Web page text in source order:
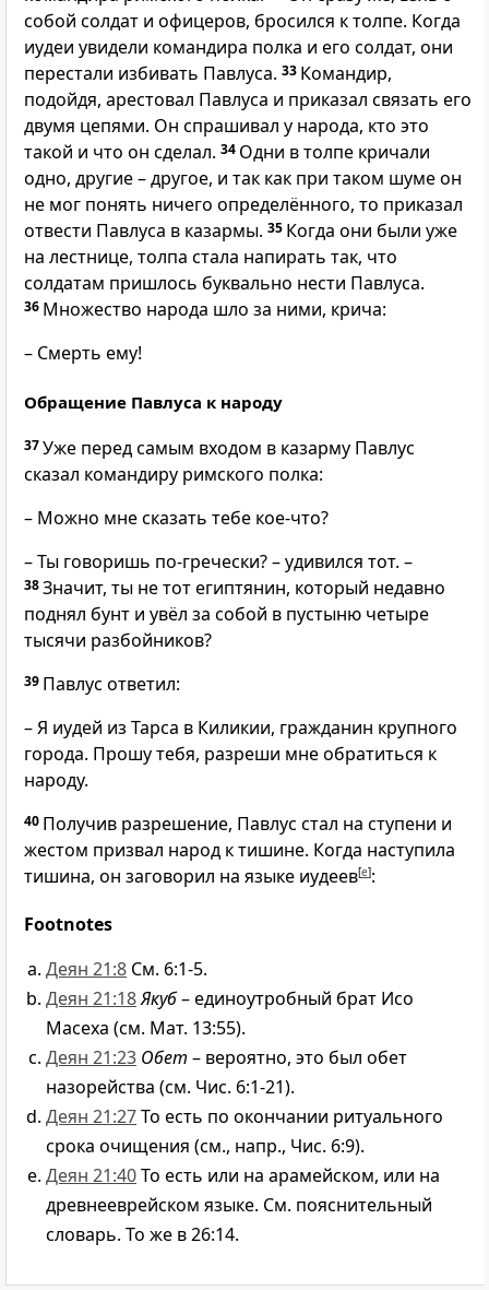
собой солдат и офицеров, бросился к толпе. Когда
иудеи увидели командира полка и его солдат, они
перестали избивать Павлуса. 33 Командир,
подойдя, арестовал Павлуса и приказал связать его
двумя цепями. Он спрашивал у народа, кто это
такой и что он сделал. 34 Одни в толпе кричали
одно, другие – другое, и так как при таком шуме он
не мог понять ничего определённого, то приказал
отвести Павлуса в казармы. 35 Когда они были уже
на лестнице, толпа стала напирать так, что
солдатам пришлось буквально нести Павлуса.
36 Множество народа шло за ними, крича:
– Смерть ему!
Обращение Павлуса к народу
37Уже перед самым входом в казарму Павлус
сказал командиру римского полка:
– Можно мне сказать тебе кое-что?
– Ты говоришь по-гречески? – удивился тот. –
38Значит, ты не тот египтянин, который недавно
поднял бунт и увёл за собой в пустыню четыре
тысячи разбойников?
39 Павлус ответил:
– Я иудей из Тарса в Киликии, гражданин крупного
города. Прошу тебя, разреши мне обратиться к
народу.
40 Получив разрешение, Павлус стал на ступени и
жестом призвал народ к тишине. Когда наступила
тишина, он заговорил на языке иудеев[e]:
Footnotes
Деян 21:8 См. 6:1-5.
Деян 21:18Якуб– единоутробный брат Исо
Масеха (см. Мат. 13:55).
Деян 21:23 Обет – вероятно, это был обет
назорейства (см. Чис. 6:1-21).
Деян 21:27То есть по окончании ритуального
срока очищения (см., напр., Чис. 6:9).
Деян 21:40То есть или на арамейском, или на
древнееврейском языке. См. пояснительный
словарь. То же в 26:14.